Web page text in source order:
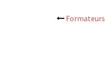
Post
Formateurs